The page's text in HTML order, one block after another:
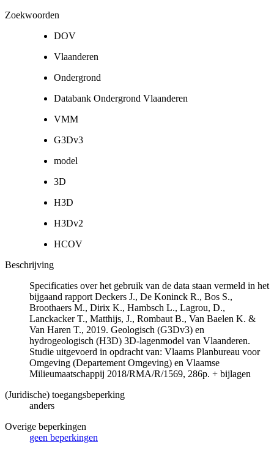
Zoekwoorden
DOV
Vlaanderen
Ondergrond
Databank Ondergrond Vlaanderen
VMM
G3Dv3
model
3D
H3D
H3Dv2
HCOV
Beschrijving
Specificaties over het gebruik van de data staan vermeld in het
bijgaand rapport Deckers J., De Koninck R., Bos S.,
Broothaers M., Dirix K., Hambsch L., Lagrou, D.,
Lanckacker T., Matthijs, J., Rombaut B., Van Baelen K. &
Van Haren T., 2019. Geologisch (G3Dv3) en
hydrogeologisch (H3D) 3D-lagenmodel van Vlaanderen.
Studie uitgevoerd in opdracht van: Vlaams Planbureau voor
Omgeving (Departement Omgeving) en Vlaamse
Milieumaatschappij 2018/RMA/R/1569, 286p. + bijlagen
(Juridische) toegangsbeperking
anders
Overige beperkingen
geen beperkingen